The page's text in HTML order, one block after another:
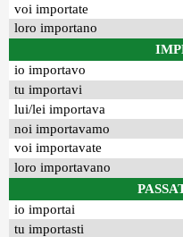
voi importate
loro importano
io importavo
tu importavi
lui/lei importava
noi importavamo
voi importavate
loro importavano
io importai
tu importasti